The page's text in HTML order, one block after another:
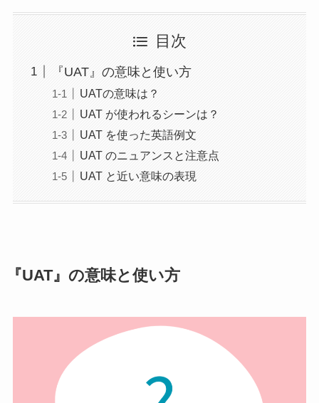
目次
『UAT』の意味と使い方
UATの意味は？
UAT が使われるシーンは？
UAT を使った英語例文
UAT のニュアンスと注意点
UAT と近い意味の表現
『UAT』の意味と使い方